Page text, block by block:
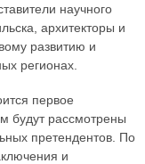
научного
архитекторы и
развитию и
регионах.
первое
будут рассмотрены
претендентов. По
и